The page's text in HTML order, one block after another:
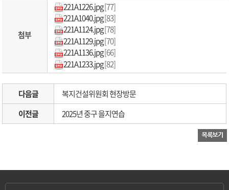
첨부
221A1226.jpg[77]
221A1040.jpg[83]
221A1124.jpg[78]
221A1129.jpg[70]
221A1136.jpg[66]
221A1233.jpg[82]
다음글
복지건설위원회 현장방문
이전글
2025년 중구 을지연습